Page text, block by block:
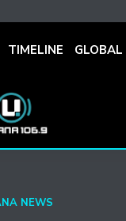
TIMELINE GLOBAL
NEWS